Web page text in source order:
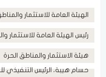
الهيئة العامة للاستثمار
رئيس الهيئة العامة للاستثمار
هيئة الاستثمار والمناطق الحرة
حسام هيبة، الرئيس التنفيذي